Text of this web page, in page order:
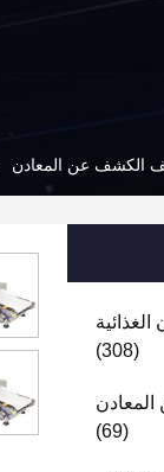
الكشف عن المعادن
(308)
(69)